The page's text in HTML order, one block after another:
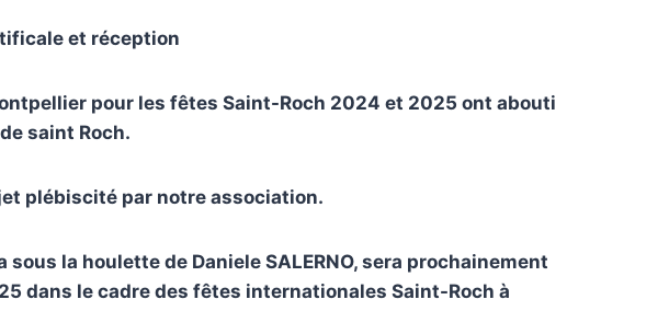
et réception
pour les fêtes Saint-Roch 2024 et 2025 ont abouti
saint Roch.
plébiscité par notre association.
la houlette de Daniele SALERNO, sera prochainement
dans le cadre des fêtes internationales Saint-Roch à